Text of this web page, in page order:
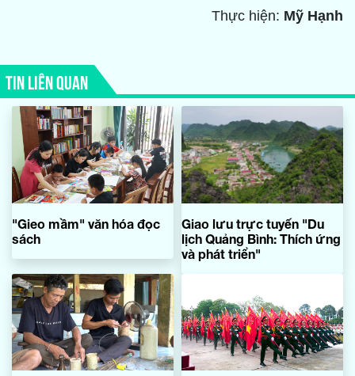
Thực hiện: Mỹ Hạnh
TIN LIÊN QUAN
"Gieo mầm" văn hóa đọc
sách
Giao lưu trực tuyến "Du
lịch Quảng Bình: Thích ứng
và phát triển"